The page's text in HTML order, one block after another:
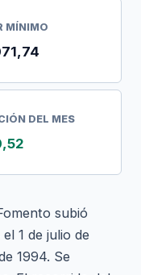
MÍNIMO
DEL MES
subió
1 de julio de
1994. Se